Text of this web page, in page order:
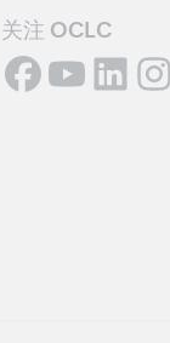
关注 OCLC